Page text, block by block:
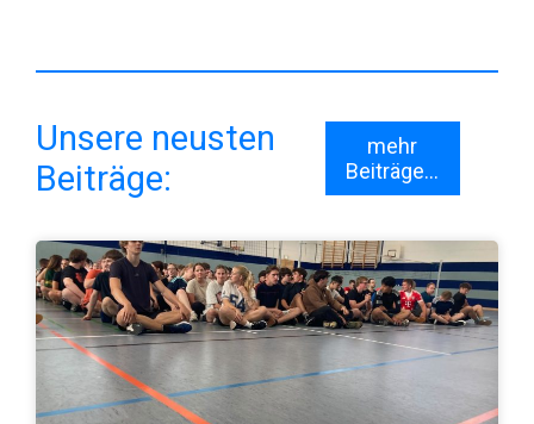
Unsere neusten
Beiträge:
mehr
Beiträge...